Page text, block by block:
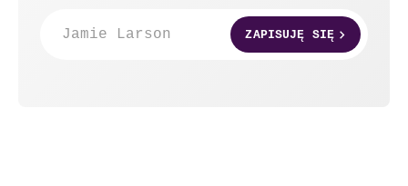
Jamie Larson ZAPISUJĘ SIĘ